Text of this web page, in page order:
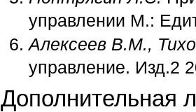
управлении М.:
Алексеев В.М.,
управление. Изд.2
Дополнительная